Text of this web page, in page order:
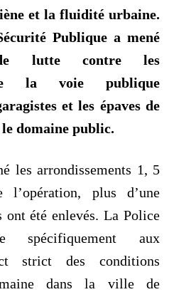
et la fluidité urbaine.
Publique a mené
lutte contre les
de la voie publique
et les épaves de
domaine public.
les arrondissements 1, 5
plus d’une
ont été enlevés. La Police
spécifiquement aux
strict des conditions
dans la ville de